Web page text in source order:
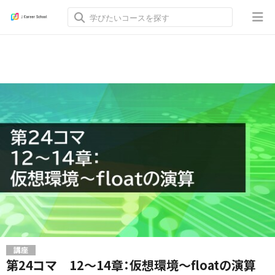
講座
第24コマ 12～14章：仮想環境～floatの演算